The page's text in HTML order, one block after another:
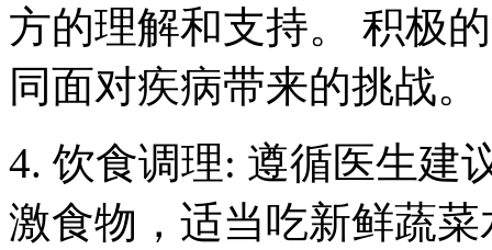
方的理解和支持。 积极
同面对疾病带来的挑战。
4. 饮食调理: 遵循医生建
激食物，适当吃新鲜蔬